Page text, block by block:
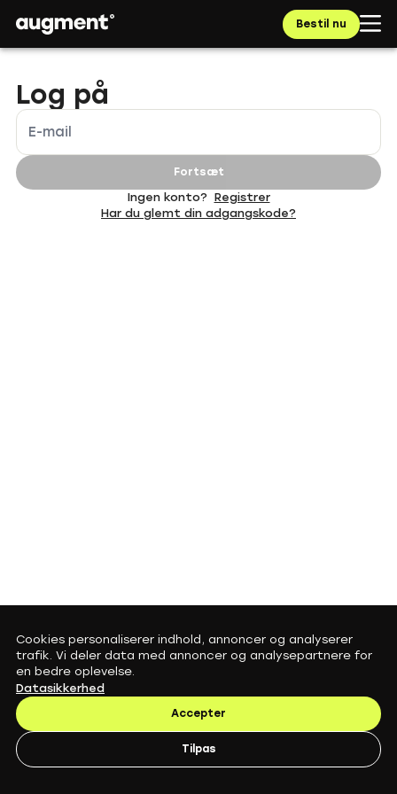
Bestil nu
Log på
E-mail
Fortsæt
Ingen konto? Registrer
Har du glemt din adgangskode?
Cookies personaliserer indhold, annoncer og analyserer
trafik. Vi deler data med annoncer og analysepartnere for
en bedre oplevelse.
Datasikkerhed
Tilpas
Accepter